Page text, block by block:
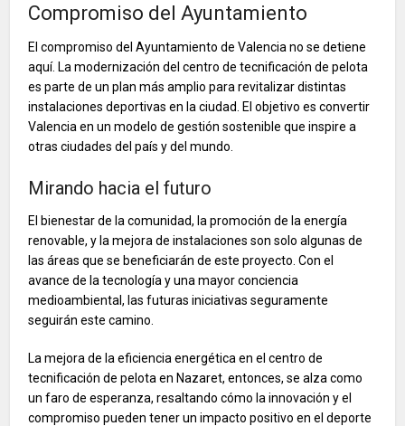
Compromiso del Ayuntamiento
El compromiso del Ayuntamiento de Valencia no se detiene
aquí. La modernización del centro de tecnificación de pelota
es parte de un plan más amplio para revitalizar distintas
instalaciones deportivas en la ciudad. El objetivo es convertir
Valencia en un modelo de gestión sostenible que inspire a
otras ciudades del país y del mundo.
Mirando hacia el futuro
El bienestar de la comunidad, la promoción de la energía
renovable, y la mejora de instalaciones son solo algunas de
las áreas que se beneficiarán de este proyecto. Con el
avance de la tecnología y una mayor conciencia
medioambiental, las futuras iniciativas seguramente
seguirán este camino.
La mejora de la eficiencia energética en el centro de
tecnificación de pelota en Nazaret, entonces, se alza como
un faro de esperanza, resaltando cómo la innovación y el
compromiso pueden tener un impacto positivo en el deporte